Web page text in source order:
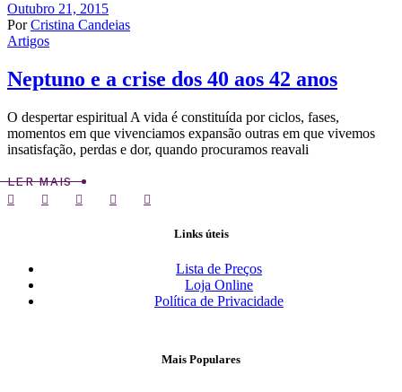
Outubro 21, 2015
Por Cristina Candeias
Artigos
Neptuno e a crise dos 40 aos 42 anos
O despertar espiritual A vida é constituída por ciclos, fases,
momentos em que vivenciamos expansão outras em que vivemos
insatisfação, perdas e dor, quando procuramos reavali
LER MAIS
Links úteis
Lista de Preços
Loja Online
Política de Privacidade
Mais Populares